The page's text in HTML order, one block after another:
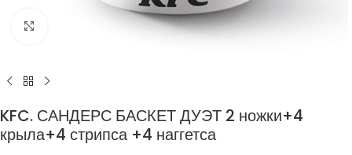
Нажмите, чтобы увеличить
KFC. САНДЕРС БАСКЕТ ДУЭТ 2 ножки+4
крыла+4 стрипса +4 наггетса